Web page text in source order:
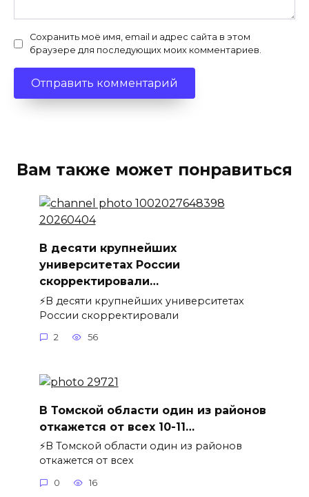
Сохранить моё имя, email и адрес сайта в этом
браузере для последующих моих комментариев.
Вам также может понравиться
В десяти крупнейших
университетах России
скорректировали…
⚡️В десяти крупнейших университетах
России скорректировали
2 56
В Томской области один из районов
откажется от всех 10-11…
⚡️В Томской области один из районов
откажется от всех
0 16